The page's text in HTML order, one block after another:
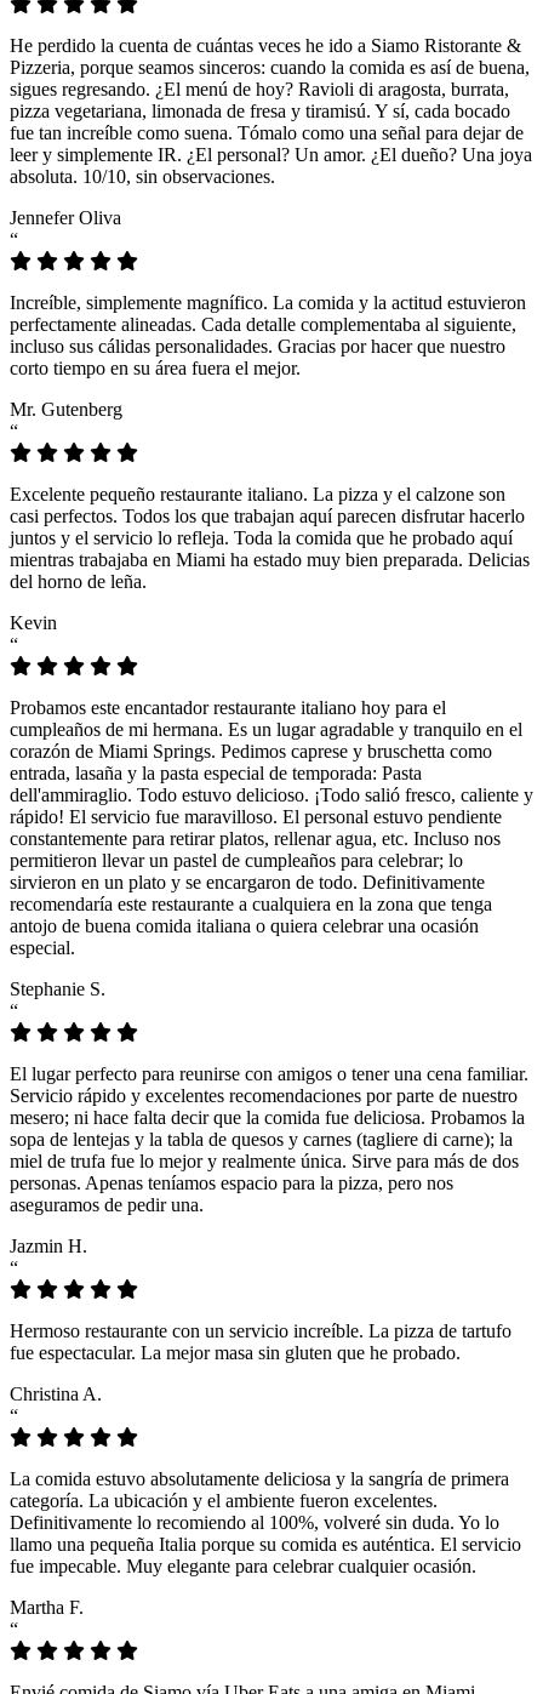
He perdido la cuenta de cuántas veces he ido a Siamo Ristorante &
Pizzeria, porque seamos sinceros: cuando la comida es así de buena,
sigues regresando. ¿El menú de hoy? Ravioli di aragosta, burrata,
pizza vegetariana, limonada de fresa y tiramisú. Y sí, cada bocado
fue tan increíble como suena. Tómalo como una señal para dejar de
leer y simplemente IR. ¿El personal? Un amor. ¿El dueño? Una joya
absoluta. 10/10, sin observaciones.
Jennefer Oliva
“
Increíble, simplemente magnífico. La comida y la actitud estuvieron
perfectamente alineadas. Cada detalle complementaba al siguiente,
incluso sus cálidas personalidades. Gracias por hacer que nuestro
corto tiempo en su área fuera el mejor.
Mr. Gutenberg
“
Excelente pequeño restaurante italiano. La pizza y el calzone son
casi perfectos. Todos los que trabajan aquí parecen disfrutar hacerlo
juntos y el servicio lo refleja. Toda la comida que he probado aquí
mientras trabajaba en Miami ha estado muy bien preparada. Delicias
del horno de leña.
Kevin
“
Probamos este encantador restaurante italiano hoy para el
cumpleaños de mi hermana. Es un lugar agradable y tranquilo en el
corazón de Miami Springs. Pedimos caprese y bruschetta como
entrada, lasaña y la pasta especial de temporada: Pasta
dell'ammiraglio. Todo estuvo delicioso. ¡Todo salió fresco, caliente y
rápido! El servicio fue maravilloso. El personal estuvo pendiente
constantemente para retirar platos, rellenar agua, etc. Incluso nos
permitieron llevar un pastel de cumpleaños para celebrar; lo
sirvieron en un plato y se encargaron de todo. Definitivamente
recomendaría este restaurante a cualquiera en la zona que tenga
antojo de buena comida italiana o quiera celebrar una ocasión
especial.
Stephanie S.
“
El lugar perfecto para reunirse con amigos o tener una cena familiar.
Servicio rápido y excelentes recomendaciones por parte de nuestro
mesero; ni hace falta decir que la comida fue deliciosa. Probamos la
sopa de lentejas y la tabla de quesos y carnes (tagliere di carne); la
miel de trufa fue lo mejor y realmente única. Sirve para más de dos
personas. Apenas teníamos espacio para la pizza, pero nos
aseguramos de pedir una.
Jazmin H.
“
Hermoso restaurante con un servicio increíble. La pizza de tartufo
fue espectacular. La mejor masa sin gluten que he probado.
Christina A.
“
La comida estuvo absolutamente deliciosa y la sangría de primera
categoría. La ubicación y el ambiente fueron excelentes.
Definitivamente lo recomiendo al 100%, volveré sin duda. Yo lo
llamo una pequeña Italia porque su comida es auténtica. El servicio
fue impecable. Muy elegante para celebrar cualquier ocasión.
Martha F.
“